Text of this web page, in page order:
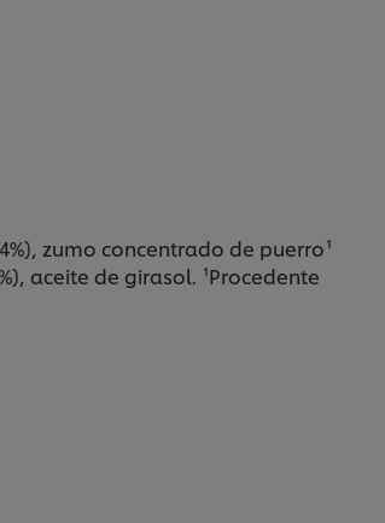
zumo concentrado de puerro¹
aceite de girasol. ¹Procedente